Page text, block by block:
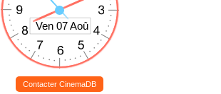
Contacter CinemaDB